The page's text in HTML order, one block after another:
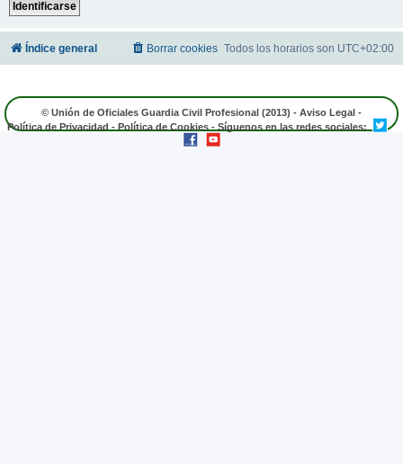
Índice general Todos los horarios son UTC+02:00
Borrar cookies
© Unión de Oficiales Guardia Civil Profesional (2013) - Aviso Legal -
Política de Privacidad - Política de Cookies - Síguenos en las redes sociales: